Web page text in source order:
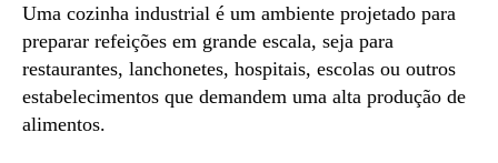
Uma cozinha industrial é um ambiente projetado para
preparar refeições em grande escala, seja para
restaurantes, lanchonetes, hospitais, escolas ou outros
estabelecimentos que demandem uma alta produção de
alimentos.